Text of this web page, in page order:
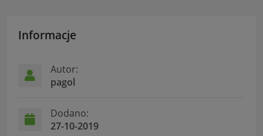
Informacje
Autor:
pagol
Dodano:
27-10-2019